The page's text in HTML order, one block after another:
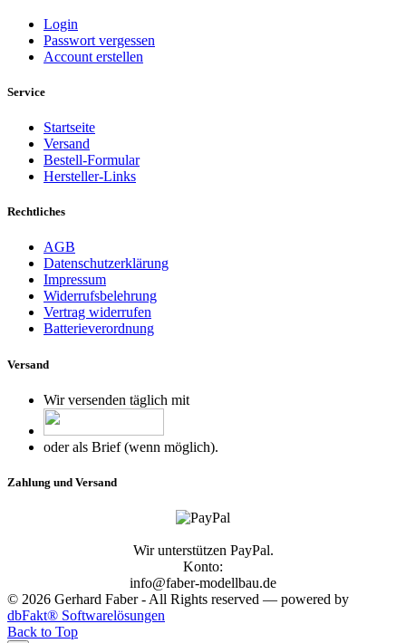
Login
Passwort vergessen
Account erstellen
Service
Startseite
Versand
Bestell-Formular
Hersteller-Links
Rechtliches
AGB
Datenschutzerklärung
Impressum
Widerrufsbelehrung
Vertrag widerrufen
Batterieverordnung
Versand
Wir versenden täglich mit
oder als Brief (wenn möglich).
Zahlung und Versand
Wir unterstützen PayPal.
Konto:
info@faber-modellbau.de
© 2026 Gerhard Faber - All Rights reserved — powered by
dbFakt® Softwarelösungen
Back to Top